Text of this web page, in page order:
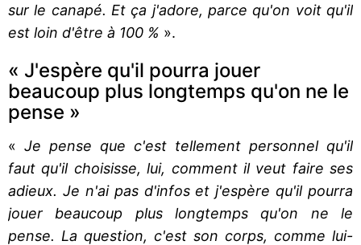
sur le canapé. Et ça j'adore, parce qu'on voit qu'il
est loin d'être à 100 % ».
« J'espère qu'il pourra jouer
beaucoup plus longtemps qu'on ne le
pense »
« Je pense que c'est tellement personnel qu'il
faut qu'il choisisse, lui, comment il veut faire ses
adieux. Je n'ai pas d'infos et j'espère qu'il pourra
jouer beaucoup plus longtemps qu'on ne le
pense. La question, c'est son corps, comme lui-